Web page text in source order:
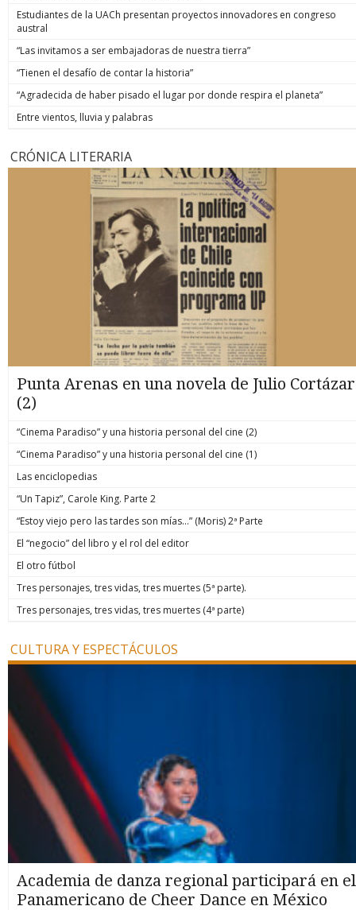
Estudiantes de la UACh presentan proyectos innovadores en congreso
austral
“Las invitamos a ser embajadoras de nuestra tierra”
“Tienen el desafío de contar la historia”
“Agradecida de haber pisado el lugar por donde respira el planeta”
Entre vientos, lluvia y palabras
CRÓNICA LITERARIA
Punta Arenas en una novela de Julio Cortázar
(2)
“Cinema Paradiso” y una historia personal del cine (2)
“Cinema Paradiso” y una historia personal del cine (1)
Las enciclopedias
“Un Tapiz”, Carole King. Parte 2
“Estoy viejo pero las tardes son mías…” (Moris) 2ª Parte
El “negocio” del libro y el rol del editor
El otro fútbol
Tres personajes, tres vidas, tres muertes (5ª parte).
Tres personajes, tres vidas, tres muertes (4ª parte)
CULTURA Y ESPECTÁCULOS
Academia de danza regional participará en el
Panamericano de Cheer Dance en México